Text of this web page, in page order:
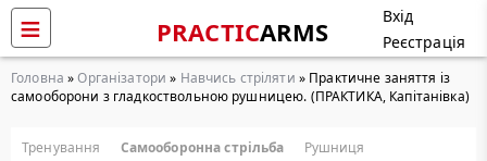
PRACTICARMS
Вхід
Реєстрація
Головна »Організатори » Навчись стріляти » Практичне заняття із
самооборони з гладкоствольною рушницею. (ПРАКТИКА, Капітанівка)
Тренування Самооборонна стрільба Рушниця